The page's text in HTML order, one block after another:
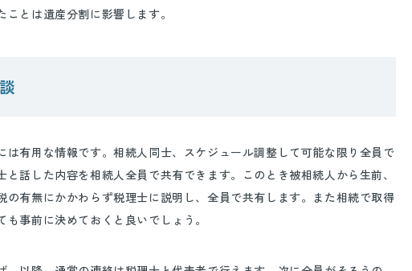
とは遺産分割に影響します。
有用な情報です。相続人同士、スケジュール調整して可能な限り全員で
話した内容を相続人全員で共有できます。このとき被相続人から生前、
の有無にかかわらず税理士に説明し、全員で共有します。また相続で取得
事前に決めておくと良いでしょう。